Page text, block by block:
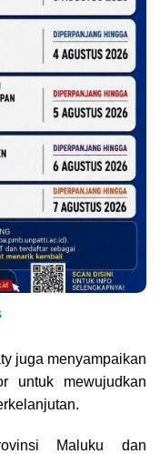
juga menyampaikan
untuk mewujudkan
Maluku dan